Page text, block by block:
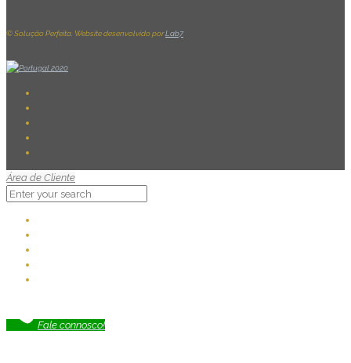
© Solução Perfeita. Website desenvolvido porLab7
Área de Cliente
Fale connosco!